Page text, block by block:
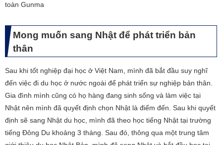
toàn Gunma
Mong muốn sang Nhật để phát triển bản
thân
Sau khi tốt nghiệp đại học ở Việt Nam, mình đã bắt đầu suy nghĩ
đến việc đi du học ở nước ngoài để phát triển sự nghiệp bản thân.
Gia đình mình cũng có họ hàng đang sinh sống và làm việc tại
Nhật nên mình đã quyết định chọn Nhật là điểm đến. Sau khi quyết
định sẽ sang Nhật du học, mình đã theo học tiếng Nhật tại trường
tiếng Đông Du khoảng 3 tháng. Sau đó, thông qua một trung tâm